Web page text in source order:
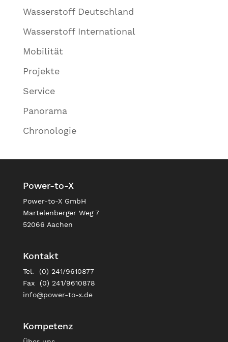
Wasserstoff Deutschland
Wasserstoff International
Mobilität
Projekte
Service
Panorama
Chronologie
Power-to-X
Power-to-X GmbH
Martelenberger Weg 7
52066 Aachen
Kontakt
Tel. (0) 241/9610877
Fax (0) 241/9610878
info@power-to-x.de
Kompetenz